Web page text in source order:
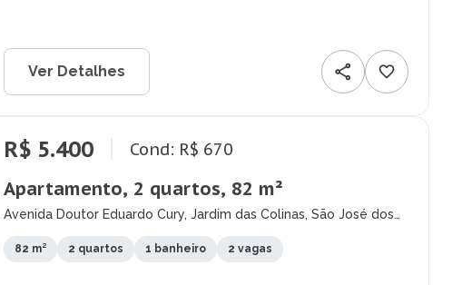
Ver Detalhes
R$ 5.400 Cond: R$ 670
Apartamento, 2 quartos, 82 m²
Avenida Doutor Eduardo Cury, Jardim das Colinas, São José dos
82 m² 2 quartos 1 banheiro 2 vagas